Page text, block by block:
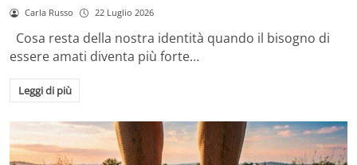
Carla Russo 22 Luglio 2026
Cosa resta della nostra identità quando il bisogno di
essere amati diventa più forte…
Leggi di più